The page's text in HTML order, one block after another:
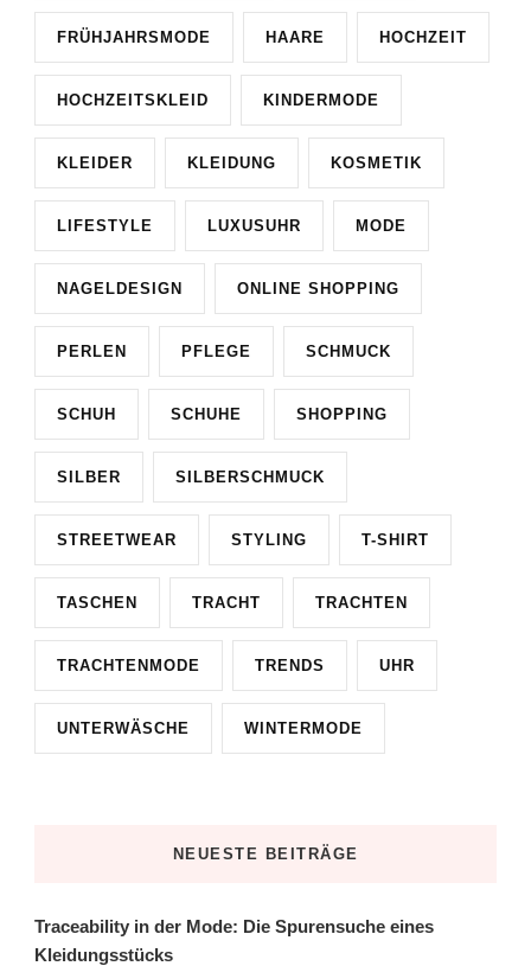
FRÜHJAHRSMODE HAARE HOCHZEIT
HOCHZEITSKLEID KINDERMODE
KLEIDER KLEIDUNG KOSMETIK
LIFESTYLE LUXUSUHR MODE
NAGELDESIGN ONLINE SHOPPING
PERLEN PFLEGE SCHMUCK
SCHUH SCHUHE SHOPPING
SILBER SILBERSCHMUCK
STREETWEAR STYLING T-SHIRT
TASCHEN TRACHT TRACHTEN
TRACHTENMODE TRENDS UHR
UNTERWÄSCHE WINTERMODE
NEUESTE BEITRÄGE
Traceability in der Mode: Die Spurensuche eines
Kleidungsstücks